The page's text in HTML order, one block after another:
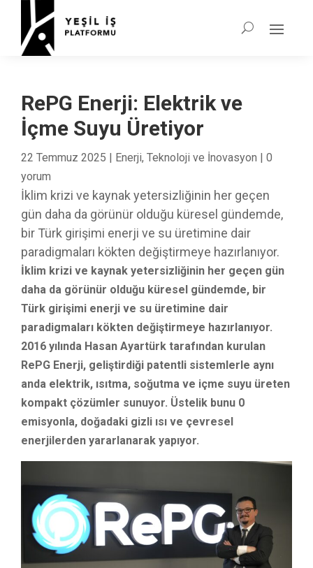
RePG Enerji: Elektrik ve
İçme Suyu Üretiyor
22 Temmuz 2025 | Enerji, Teknoloji ve İnovasyon | 0
yorum
İklim krizi ve kaynak yetersizliğinin her geçen
gün daha da görünür olduğu küresel gündemde,
bir Türk girişimi enerji ve su üretimine dair
paradigmaları kökten değiştirmeye hazırlanıyor.
İklim krizi ve kaynak yetersizliğinin her geçen gün
daha da görünür olduğu küresel gündemde, bir
Türk girişimi enerji ve su üretimine dair
paradigmaları kökten değiştirmeye hazırlanıyor.
2016 yılında Hasan Ayartürk tarafından kurulan
RePG Enerji, geliştirdiği patentli sistemlerle aynı
anda elektrik, ısıtma, soğutma ve içme suyu üreten
kompakt çözümler sunuyor. Üstelik bunu 0
emisyonla, doğadaki gizli ısı ve çevresel
enerjilerden yararlanarak yapıyor.